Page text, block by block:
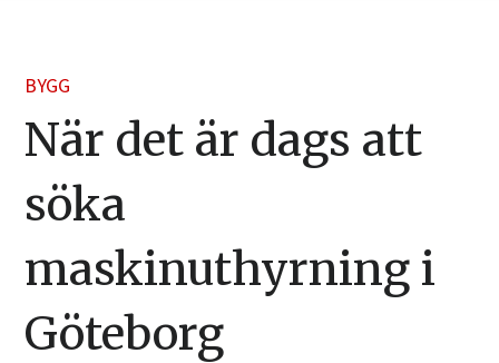
BYGG
När det är dags att
söka
maskinuthyrning i
Göteborg